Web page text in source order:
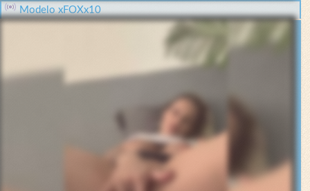
Modelo xFOXx10